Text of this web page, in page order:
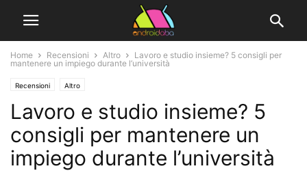
Home Recensioni Altro
Lavoro e studio insieme? 5 consigli per
mantenere un impiego durante l’università
Recensioni Altro
Lavoro e studio insieme? 5
consigli per mantenere un
impiego durante l’università